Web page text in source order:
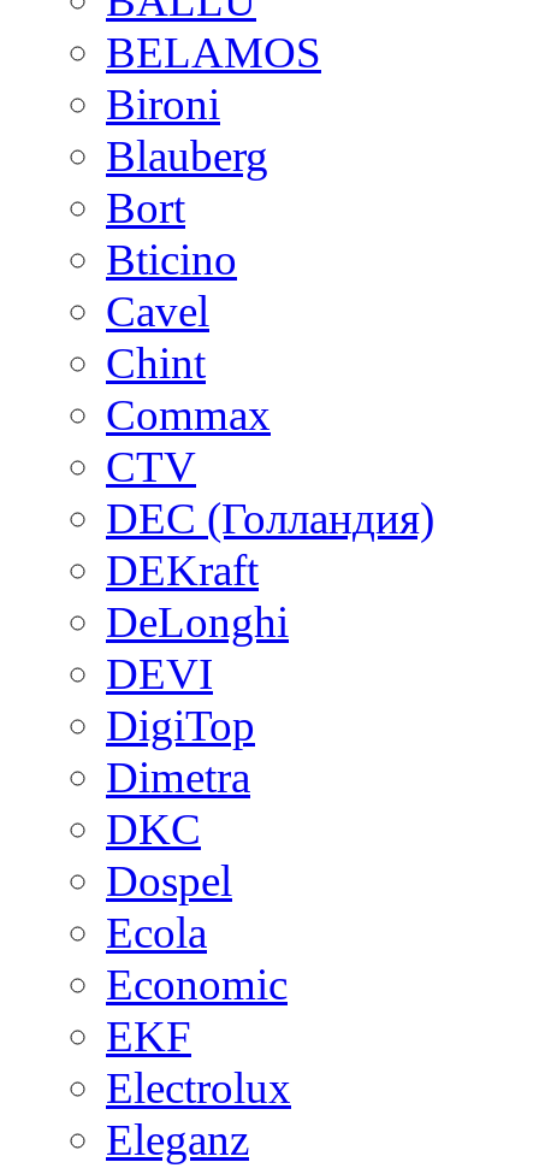
BELAMOS
Bironi
Blauberg
Bort
Bticino
Cavel
Chint
Commax
CTV
DEC (Голландия)
DEKraft
DeLonghi
DEVI
DigiTop
Dimetra
DKC
Dospel
Ecola
Economic
EKF
Electrolux
Eleganz